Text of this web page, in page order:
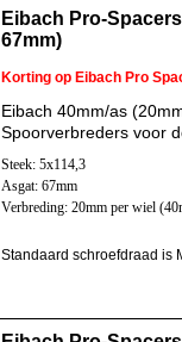
Eibach Pro-
67mm)
Korting op Eibach Pro
Eibach 40mm/as
Spoorverbreders voor
Steek: 5x114,3
Asgat: 67mm
Verbreding: 20mm per wiel
Standaard schroefdraad is